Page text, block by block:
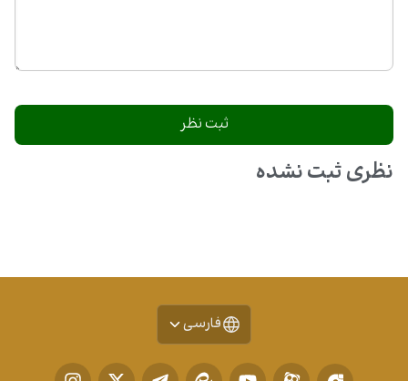
نظری ثبت نشده
فارسی